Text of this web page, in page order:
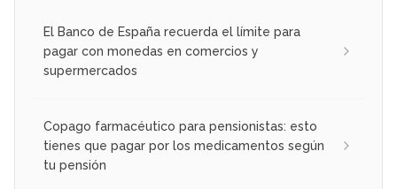
El Banco de España recuerda el límite para
pagar con monedas en comercios y
supermercados
Copago farmacéutico para pensionistas: esto
tienes que pagar por los medicamentos según
tu pensión